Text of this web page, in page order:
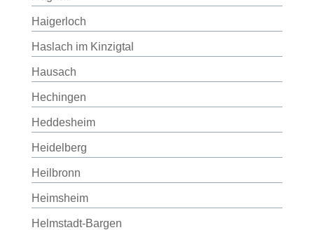
Haigerloch
Haslach im Kinzigtal
Hausach
Hechingen
Heddesheim
Heidelberg
Heilbronn
Heimsheim
Helmstadt-Bargen